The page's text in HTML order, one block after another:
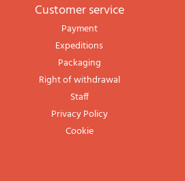
Customer service
Payment
Expeditions
Packaging
Right of withdrawal
Staff
Privacy Policy
Cookie